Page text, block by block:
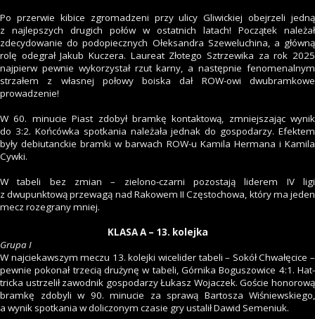
Po przerwie kibice zgromadzeni przy ulicy Gliwickiej obejrzeli jedną
z najlepszych drugich połów w ostatnich latach! Początek należał
zdecydowanie do podopiecznych Ołeksandra Szeweluchina, a główną
rolę odegrał Jakub Kuczera. Laureat Złotego Sztrzewika za rok 2025
najpierw pewnie wykorzystał rzut karny, a następnie fenomenalnym
strzałem z własnej połowy boiska dał ROW-owi dwubramkowe
prowadzenie!
W 60. minucie Piast zdobył bramkę kontaktową, zmniejszając wynik
do 3:2. Końcówka spotkania należała jednak do gospodarzy. Efektem
były debiutanckie bramki w barwach ROW-u Kamila Hermana i Kamila
Cywki.
W tabeli bez zmian – zielono-czarni pozostają liderem IV ligi
z dwupunktową przewagą nad Rakowem II Częstochowa, który ma jeden
mecz rozegrany mniej.
KLASA A – 13. kolejka
Grupa I
W najciekawszym meczu 13. kolejki wicelider tabeli – Sokół Chwałęcice –
pewnie pokonał trzecią drużynę w tabeli, Górnika Boguszowice 4:1. Hat-
tricka ustrzelił zawodnik gospodarzy Łukasz Wojaczek. Goście honorową
bramkę zdobyli w 90. minucie za sprawą Bartosza Wiśniewskiego,
a wynik spotkania w doliczonym czasie gry ustalił Dawid Semeniuk.